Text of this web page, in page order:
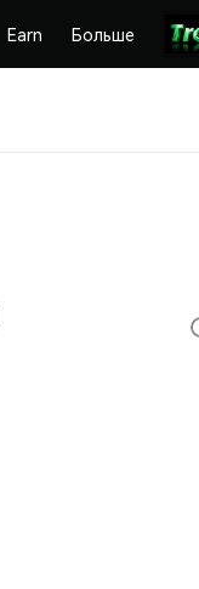
Earn Больше